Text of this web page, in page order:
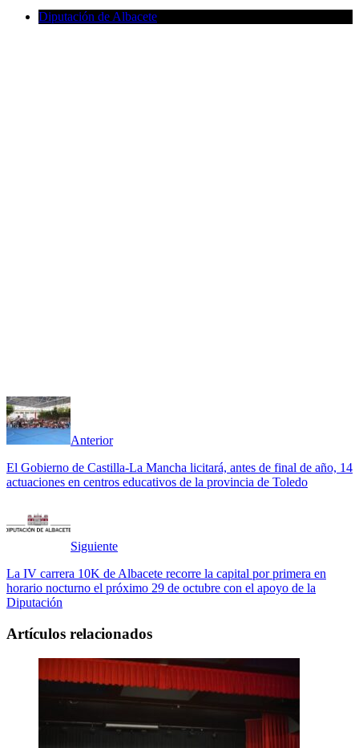
Diputación de Albacete
Anterior
El Gobierno de Castilla-La Mancha licitará, antes de final de año, 14
actuaciones en centros educativos de la provincia de Toledo
Siguiente
La IV carrera 10K de Albacete recorre la capital por primera en
horario nocturno el próximo 29 de octubre con el apoyo de la
Diputación
Artículos relacionados